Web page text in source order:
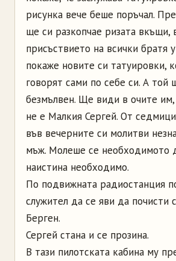
рисунка вече беше поръчал.
ще си разкопчае ризата вкъщи,
присъствието на всички братя
покаже новите си татуировки,
говорят сами по себе си. А той
безмълвен. Ще види в очите им,
не е Малкия Сергей. От
във вечерните си молитви
мъж. Молеше се необходимото
наистина необходимо.
По подвижната радиостанция
служител да се яви да почисти
Берген.
Сергей стана и се прозина.
В тази пилотската кабина му